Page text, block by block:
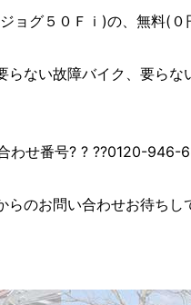
ョグ５０Ｆｉ)の、無料(
らない故障バイク、要ら
わせ番号? ? ??0120-946-
らのお問い合わせお待ちし